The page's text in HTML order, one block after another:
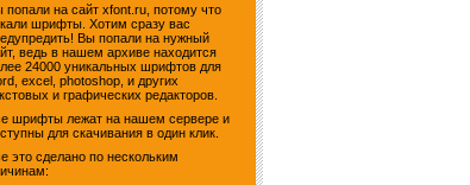
попали на сайт xfont.ru, потому что
шрифты. Хотим сразу вас
Вы попали на нужный
ведь в нашем архиве находится
24000 уникальных шрифтов для
excel, photoshop, и других
и графических редакторов.
шрифты лежат на нашем сервере и
для скачивания в один клик.
это сделано по нескольким